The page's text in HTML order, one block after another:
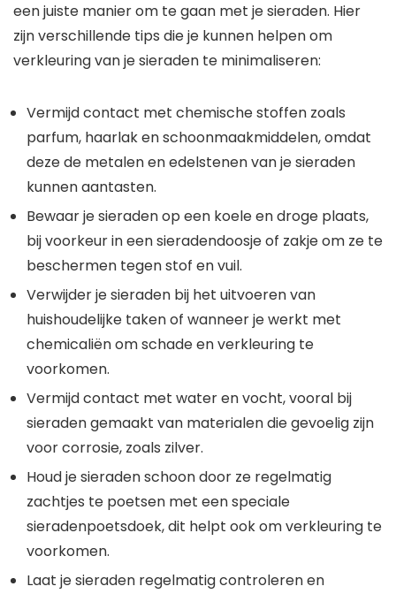
een juiste manier om te gaan met je sieraden. Hier
zijn verschillende tips die je kunnen helpen om
verkleuring van je sieraden te minimaliseren:
Vermijd contact met chemische stoffen zoals
parfum, haarlak en schoonmaakmiddelen, omdat
deze de metalen en edelstenen van je sieraden
kunnen aantasten.
Bewaar je sieraden op een koele en droge plaats,
bij voorkeur in een sieradendoosje of zakje om ze te
beschermen tegen stof en vuil.
Verwijder je sieraden bij het uitvoeren van
huishoudelijke taken of wanneer je werkt met
chemicaliën om schade en verkleuring te
voorkomen.
Vermijd contact met water en vocht, vooral bij
sieraden gemaakt van materialen die gevoelig zijn
voor corrosie, zoals zilver.
Houd je sieraden schoon door ze regelmatig
zachtjes te poetsen met een speciale
sieradenpoetsdoek, dit helpt ook om verkleuring te
voorkomen.
Laat je sieraden regelmatig controleren en